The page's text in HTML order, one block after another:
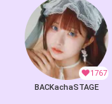
1767
BACKachaSTAGE